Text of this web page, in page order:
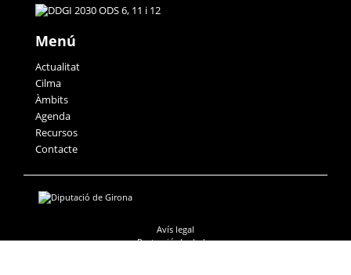
Menú
Actualitat
Cilma
Àmbits
Agenda
Recursos
Contacte
Avís legal
Protecció de dades